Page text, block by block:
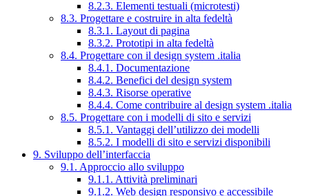
8.2.3. Elementi testuali (microtesti)
8.3. Progettare e costruire in alta fedeltà
8.3.1. Layout di pagina
8.3.2. Prototipi in alta fedeltà
8.4. Progettare con il design system .italia
8.4.1. Documentazione
8.4.2. Benefici del design system
8.4.3. Risorse operative
8.4.4. Come contribuire al design system .italia
8.5. Progettare con i modelli di sito e servizi
8.5.1. Vantaggi dell’utilizzo dei modelli
8.5.2. I modelli di sito e servizi disponibili
9. Sviluppo dell’interfaccia
9.1. Approccio allo sviluppo
9.1.1. Attività preliminari
9.1.2. Web design responsivo e accessibile